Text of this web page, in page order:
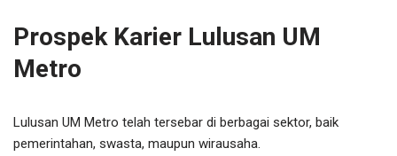
Prospek Karier Lulusan UM
Metro
Lulusan UM Metro telah tersebar di berbagai sektor, baik
pemerintahan, swasta, maupun wirausaha.